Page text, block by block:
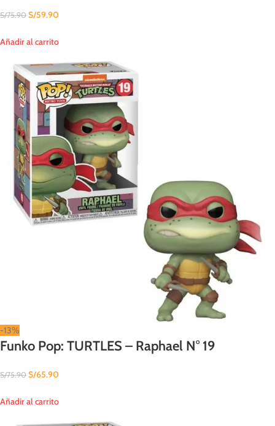
S/75.90 S/59.90
Añadir al carrito
-13%
Funko Pop: TURTLES – Raphael N° 19
S/75.90 S/65.90
Añadir al carrito